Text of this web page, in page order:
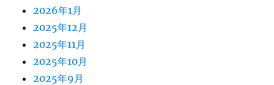
2026年1月
2025年12月
2025年11月
2025年10月
2025年9月